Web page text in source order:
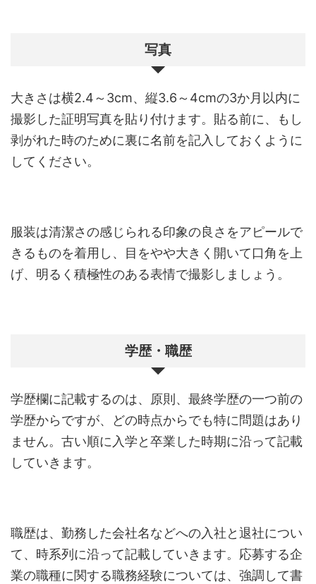
写真
大きさは横2.4～3cm、縦3.6～4cmの3か月以内に
撮影した証明写真を貼り付けます。貼る前に、もし
剥がれた時のために裏に名前を記入しておくように
してください。
服装は清潔さの感じられる印象の良さをアピールで
きるものを着用し、目をやや大きく開いて口角を上
げ、明るく積極性のある表情で撮影しましょう。
学歴・職歴
学歴欄に記載するのは、原則、最終学歴の一つ前の
学歴からですが、どの時点からでも特に問題はあり
ません。古い順に入学と卒業した時期に沿って記載
していきます。
職歴は、勤務した会社名などへの入社と退社につい
て、時系列に沿って記載していきます。応募する企
業の職種に関する職務経験については、強調して書